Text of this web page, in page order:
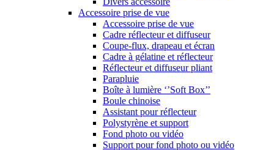
Accessoire prise de vue
Accessoire prise de vue
Cadre réflecteur et diffuseur
Coupe-flux, drapeau et écran
Cadre à gélatine et réflecteur
Réflecteur et diffuseur pliant
Parapluie
Boîte à lumière ‘’Soft Box’’
Boule chinoise
Assistant pour réflecteur
Polystyrène et support
Fond photo ou vidéo
Support pour fond photo ou vidéo